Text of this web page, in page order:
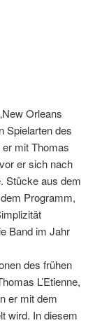
Orleans
Spielarten des
mit Thomas
er sich nach
Stücke aus dem
Programm,
Band im Jahr
des frühen
L’Etienne,
er mit dem
wird. In diesem